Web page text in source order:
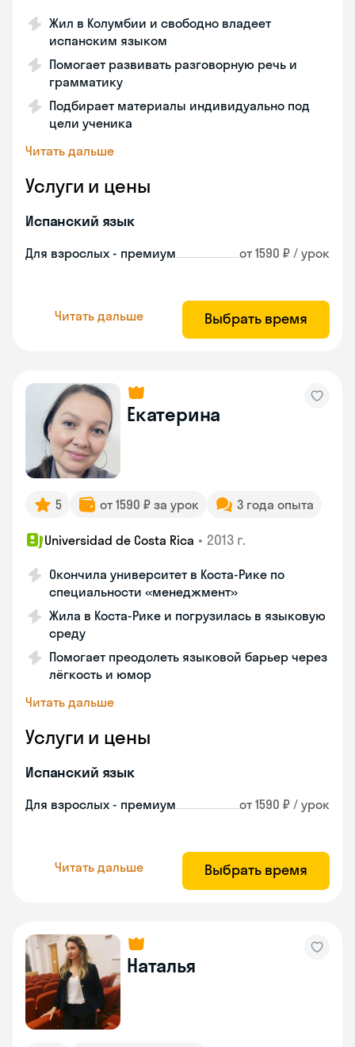
Жил в Колумбии и свободно владеет
испанским языком
Помогает развивать разговорную речь и
грамматику
Подбирает материалы индивидуально под
цели ученика
Читать дальше
Услуги и цены
Испанский язык
Для взрослых - премиум от 1590 ₽ / урок
Читать дальше Выбрать время
Екатерина
5 от 1590 ₽ за урок 3 года опыта
Universidad de Costa Rica • 2013 г.
Окончила университет в Коста‑Рике по
специальности «менеджмент»
Жила в Коста‑Рике и погрузилась в языковую
среду
Помогает преодолеть языковой барьер через
лёгкость и юмор
Читать дальше
Услуги и цены
Испанский язык
Для взрослых - премиум от 1590 ₽ / урок
Читать дальше Выбрать время
Наталья